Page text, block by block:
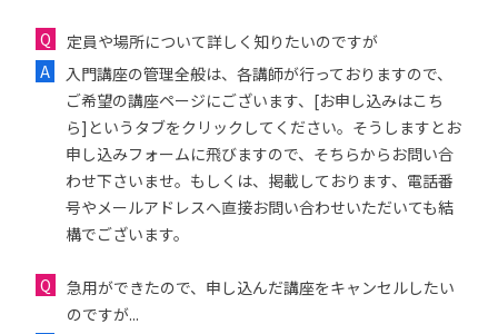
定員や場所について詳しく知りたいのですが
入門講座の管理全般は、各講師が行っておりますので、
ご希望の講座ページにございます、[お申し込みはこち
ら]というタブをクリックしてください。そうしますとお
申し込みフォームに飛びますので、そちらからお問い合
わせ下さいませ。もしくは、掲載しております、電話番
号やメールアドレスへ直接お問い合わせいただいても結
構でございます。
急用ができたので、申し込んだ講座をキャンセルしたい
のですが...